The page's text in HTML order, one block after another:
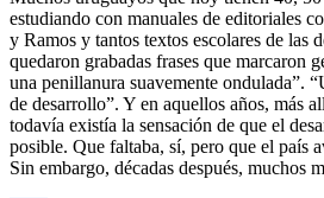
estudiando con manuales de editoriales
y Ramos y tantos textos escolares de las
quedaron grabadas frases que marcaron
una penillanura suavemente ondulada”.
de desarrollo”. Y en aquellos años, más
todavía existía la sensación de que el
posible. Que faltaba, sí, pero que el país
Sin embargo, décadas después, muchos